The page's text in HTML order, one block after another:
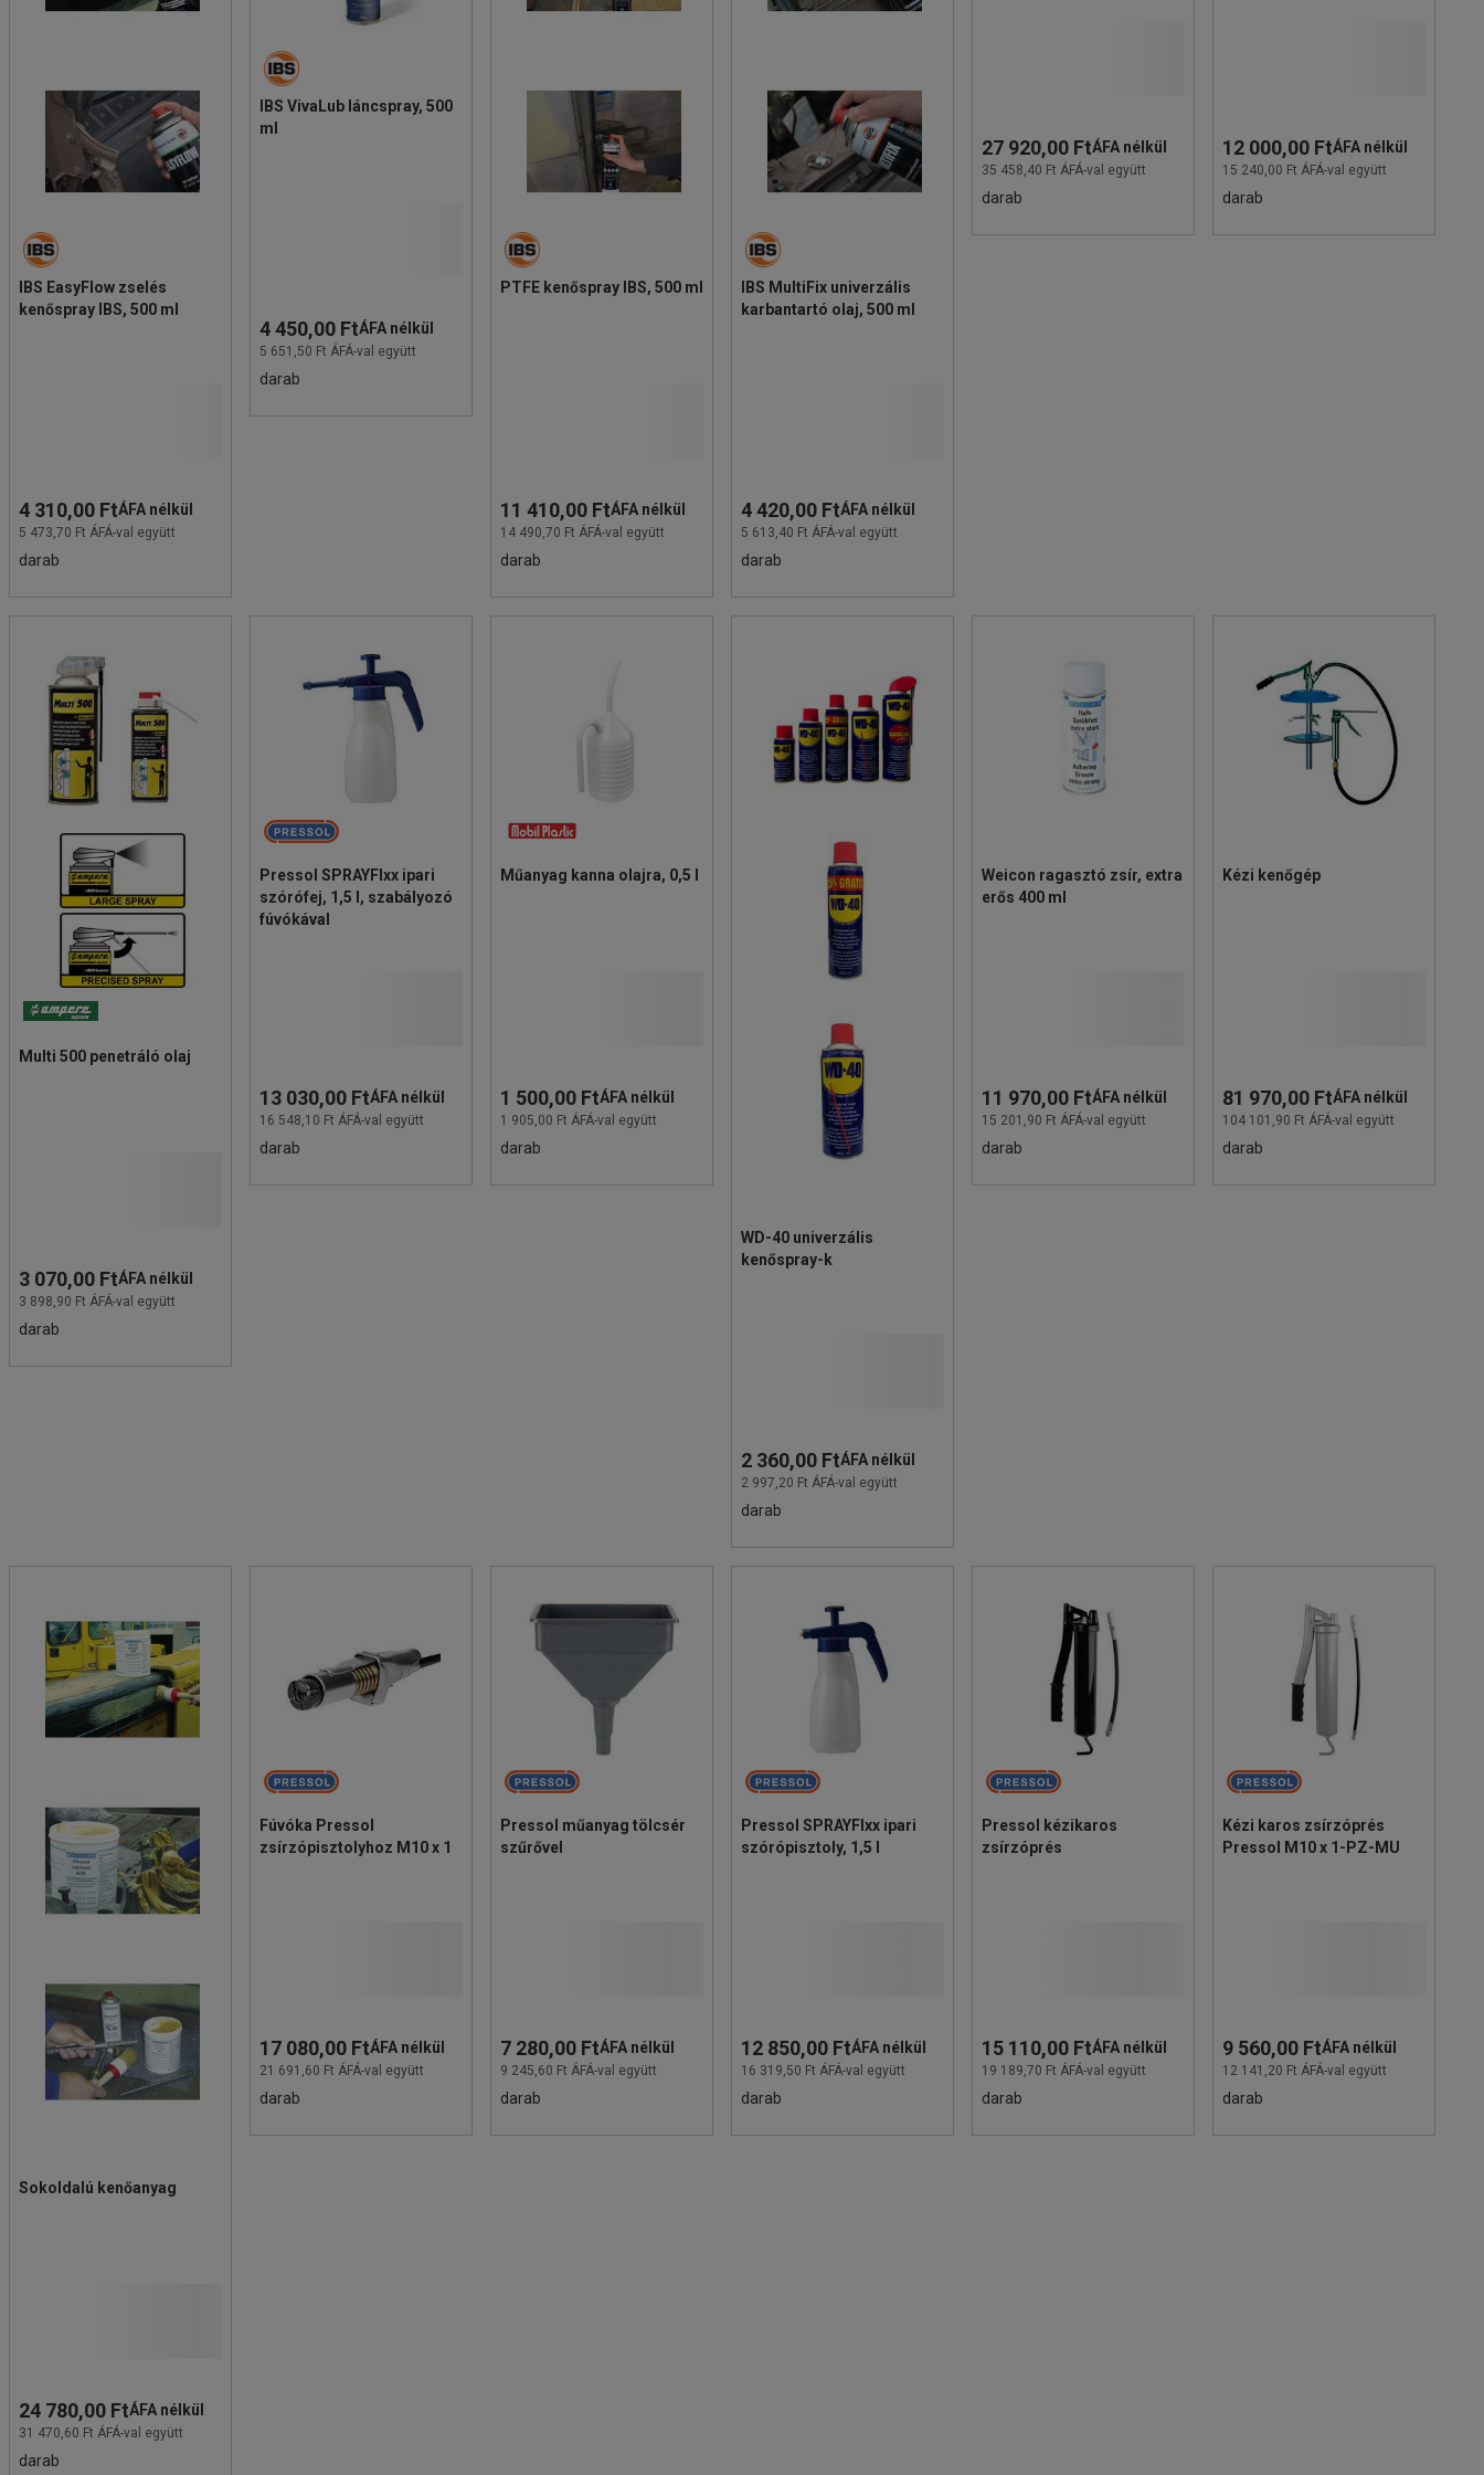
IBS EasyFlow zselés
kenőspray IBS, 500 ml
4 310,00 FtÁFA nélkül
5 473,70 Ft ÁFÁ-val együtt
darab
IBS VivaLub láncspray, 500
ml
4 450,00 FtÁFA nélkül
5 651,50 Ft ÁFÁ-val együtt
darab
PTFE kenőspray IBS, 500 ml
11 410,00 FtÁFA nélkül
14 490,70 Ft ÁFÁ-val együtt
darab
IBS MultiFix univerzális
karbantartó olaj, 500 ml
4 420,00 FtÁFA nélkül
5 613,40 Ft ÁFÁ-val együtt
darab
27 920,00 FtÁFA nélkül
35 458,40 Ft ÁFÁ-val együtt
darab
12 000,00 FtÁFA nélkül
15 240,00 Ft ÁFÁ-val együtt
darab
Multi 500 penetráló olaj
3 070,00 FtÁFA nélkül
3 898,90 Ft ÁFÁ-val együtt
darab
Pressol SPRAYFIxx ipari
szórófej, 1,5 l, szabályozó
fúvókával
13 030,00 FtÁFA nélkül
16 548,10 Ft ÁFÁ-val együtt
darab
Műanyag kanna olajra, 0,5 l
1 500,00 FtÁFA nélkül
1 905,00 Ft ÁFÁ-val együtt
darab
WD-40 univerzális
kenőspray-k
2 360,00 FtÁFA nélkül
2 997,20 Ft ÁFÁ-val együtt
darab
Weicon ragasztó zsír, extra
erős 400 ml
11 970,00 FtÁFA nélkül
15 201,90 Ft ÁFÁ-val együtt
darab
Kézi kenőgép
81 970,00 FtÁFA nélkül
104 101,90 Ft ÁFÁ-val együtt
darab
Sokoldalú kenőanyag
24 780,00 FtÁFA nélkül
31 470,60 Ft ÁFÁ-val együtt
darab
Fúvóka Pressol
zsírzópisztolyhoz M10 x 1
17 080,00 FtÁFA nélkül
21 691,60 Ft ÁFÁ-val együtt
darab
Pressol műanyag tölcsér
szűrővel
7 280,00 FtÁFA nélkül
9 245,60 Ft ÁFÁ-val együtt
darab
Pressol SPRAYFIxx ipari
szórópisztoly, 1,5 l
12 850,00 FtÁFA nélkül
16 319,50 Ft ÁFÁ-val együtt
darab
Pressol kézikaros
zsírzóprés
15 110,00 FtÁFA nélkül
19 189,70 Ft ÁFÁ-val együtt
darab
Kézi karos zsírzóprés
Pressol M10 x 1-PZ-MU
9 560,00 FtÁFA nélkül
12 141,20 Ft ÁFÁ-val együtt
darab